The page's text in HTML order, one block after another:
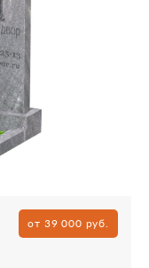
от 39 000 руб.